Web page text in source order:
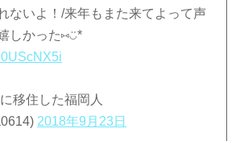
ないよ！/来年もまた来てよって声
しかった⑅◡̈*
移住した福岡人
2018年9月23日